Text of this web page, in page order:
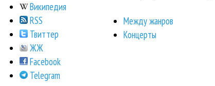
Между жанров
Концерты
Википедия
RSS
Твиттер
ЖЖ
Facebook
Telegram